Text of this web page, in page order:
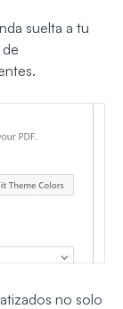
suelta a tu
no solo